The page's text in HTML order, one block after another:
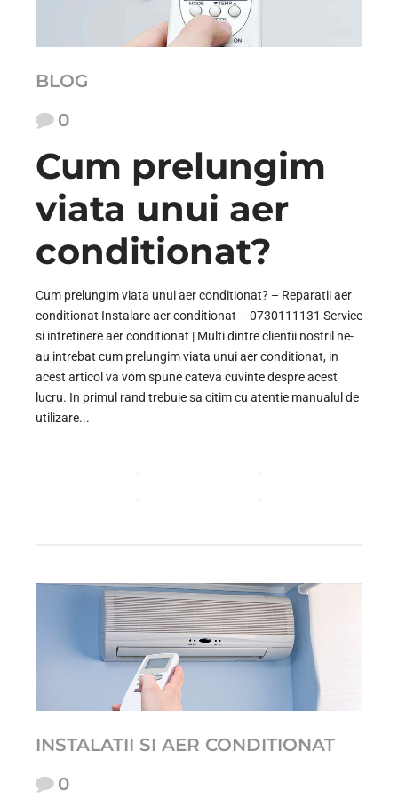
BLOG
0
Cum prelungim
viata unui aer
conditionat?
Cum prelungim viata unui aer conditionat? – Reparatii aer
conditionat Instalare aer conditionat – 0730111131 Service
si intretinere aer conditionat | Multi dintre clientii nostril ne-
au intrebat cum prelungim viata unui aer conditionat, in
acest articol va vom spune cateva cuvinte despre acest
lucru. In primul rand trebuie sa citim cu atentie manualul de
utilizare...
INSTALATII SI AER CONDITIONAT
0